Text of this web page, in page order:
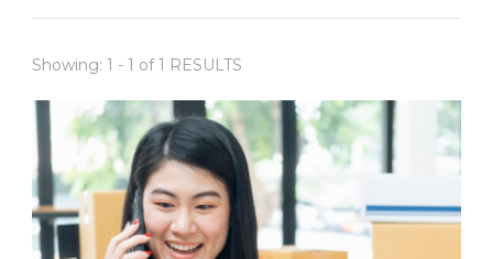
Showing: 1 - 1 of 1 RESULTS